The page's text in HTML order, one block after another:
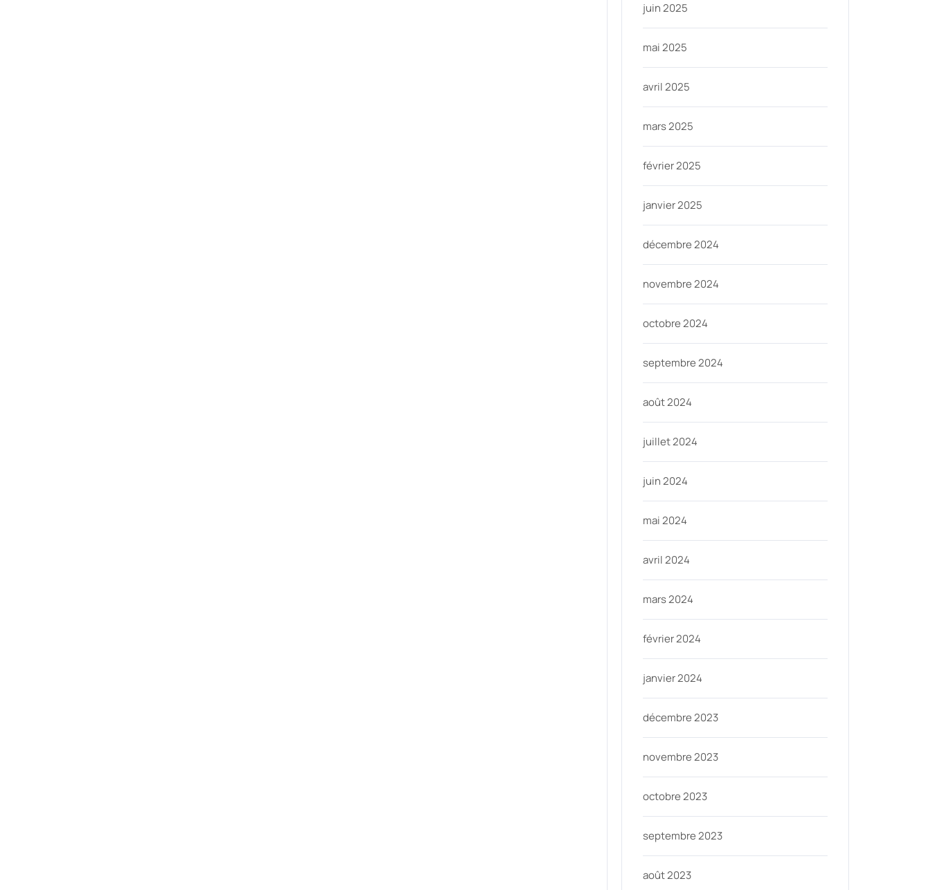
juin 2025
mai 2025
avril 2025
mars 2025
février 2025
janvier 2025
décembre 2024
novembre 2024
octobre 2024
septembre 2024
août 2024
juillet 2024
juin 2024
mai 2024
avril 2024
mars 2024
février 2024
janvier 2024
décembre 2023
novembre 2023
octobre 2023
septembre 2023
août 2023